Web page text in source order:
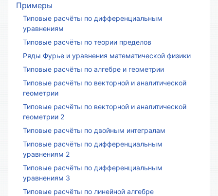
Примеры
Типовые расчёты по дифференциальным
уравнениям
Типовые расчёты по теории пределов
Ряды Фурье и уравнения математической физики
Типовые расчёты по алгебре и геометрии
Типовые расчёты по векторной и аналитической
геометрии
Типовые расчёты по векторной и аналитической
геометрии 2
Типовые расчёты по двойным интегралам
Типовые расчёты по дифференциальным
уравнениям 2
Типовые расчёты по дифференциальным
уравнениям 3
Типовые расчёты по линейной алгебре